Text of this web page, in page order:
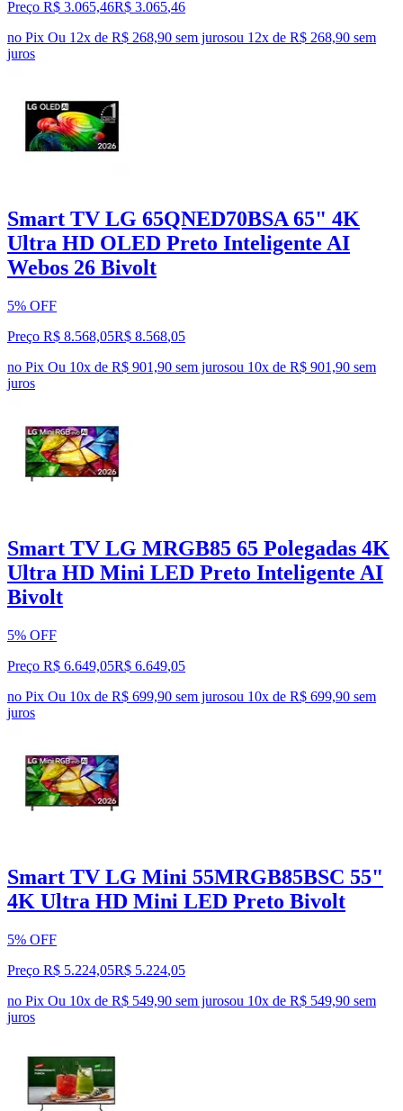
Preço R$ 3.065,46R$ 3.065,46
no Pix Ou 12x de R$ 268,90 sem jurosou 12x de R$ 268,90 sem
juros
Smart TV LG 65QNED70BSA 65" 4K
Ultra HD OLED Preto Inteligente AI
Webos 26 Bivolt
5% OFF
Preço R$ 8.568,05R$ 8.568,05
no Pix Ou 10x de R$ 901,90 sem jurosou 10x de R$ 901,90 sem
juros
Smart TV LG MRGB85 65 Polegadas 4K
Ultra HD Mini LED Preto Inteligente AI
Bivolt
5% OFF
Preço R$ 6.649,05R$ 6.649,05
no Pix Ou 10x de R$ 699,90 sem jurosou 10x de R$ 699,90 sem
juros
Smart TV LG Mini 55MRGB85BSC 55"
4K Ultra HD Mini LED Preto Bivolt
5% OFF
Preço R$ 5.224,05R$ 5.224,05
no Pix Ou 10x de R$ 549,90 sem jurosou 10x de R$ 549,90 sem
juros